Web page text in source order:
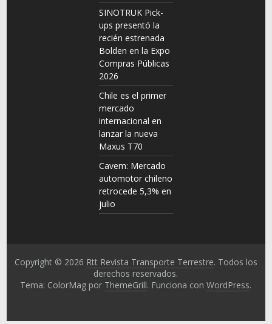
SINOTRUK Pick-
ups presentó la
recién estrenada
Bolden en la Expo
Compras Públicas
2026
Chile es el primer
mercado
internacional en
lanzar la nueva
Maxus T70
Cavem: Mercado
automotor chileno
retrocede 5,3% en
julio
Copyright © 2026 Rtt Revista Transporte Terrestre. Todos los
derechos reservados.
Tema: ColorMag por ThemeGrill. Funciona conWordPress.